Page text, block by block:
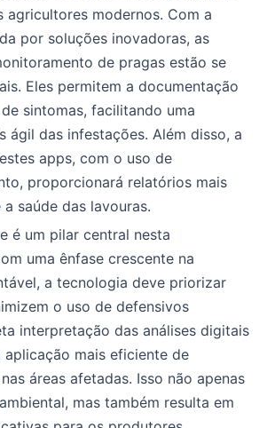
agricultores modernos. Com a
por soluções inovadoras, as
de pragas estão se
Eles permitem a documentação
sintomas, facilitando uma
ágil das infestações. Além disso, a
apps, com o uso de
proporcionará relatórios mais
saúde das lavouras.
é um pilar central nesta
uma ênfase crescente na
a tecnologia deve priorizar
o uso de defensivos
interpretação das análises digitais
aplicação mais eficiente de
áreas afetadas. Isso não apenas
mas também resulta em